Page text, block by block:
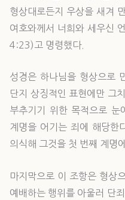
형상대로든지 우상을 새겨
여호와께서 너희와 세우신
4:23)고 명령했다.
성경은 하나님을 형상으로
단지 상징적인 표현에만 그
부추기기 위한 목적으로
계명을 어기는 죄에 해당
의식해 그것을 첫 번째 계명
마지막으로 이 조항은 형상
예배하는 행위를 아울러 단